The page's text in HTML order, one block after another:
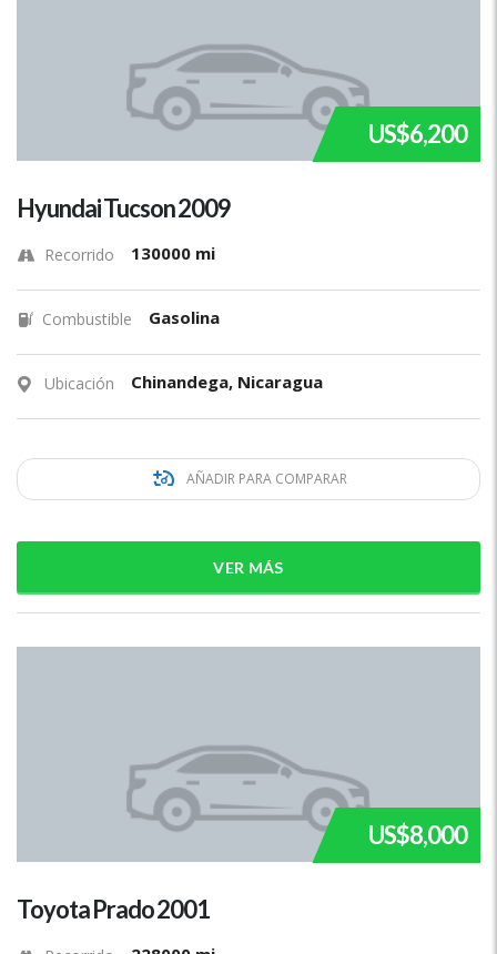
US$6,200
Hyundai Tucson 2009
Recorrido 130000 mi
Combustible Gasolina
Ubicación Chinandega, Nicaragua
AÑADIR PARA COMPARAR
VER MÁS
US$8,000
Toyota Prado 2001